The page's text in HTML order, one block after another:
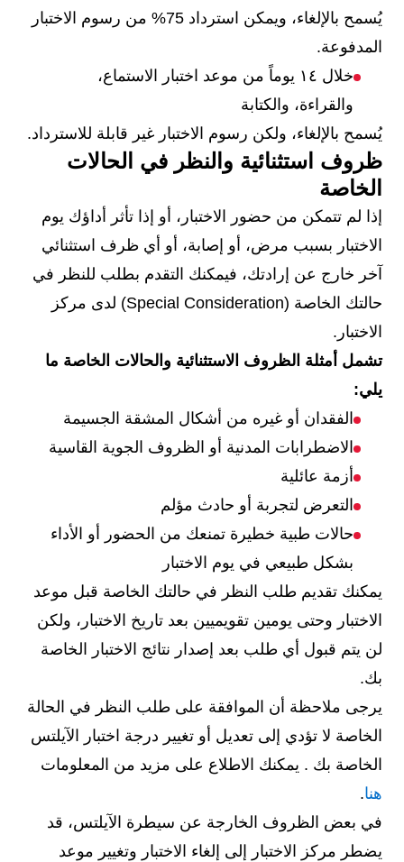
يُسمح بالإلغاء، ويمكن استرداد 75% من رسوم الاختبار
المدفوعة.
خلال ١٤ يوماً من موعد اختبار الاستماع،
والقراءة، والكتابة
يُسمح بالإلغاء، ولكن رسوم الاختبار غير قابلة للاسترداد.
ظروف استثنائية والنظر في الحالات
الخاصة
إذا لم تتمكن من حضور الاختبار، أو إذا تأثر أداؤك يوم
الاختبار بسبب مرض، أو إصابة، أو أي ظرف استثنائي
آخر خارج عن إرادتك، فيمكنك التقدم بطلب للنظر في
حالتك الخاصة (Special Consideration) لدى مركز
الاختبار.
تشمل أمثلة الظروف الاستثنائية والحالات الخاصة ما
يلي:
الفقدان أو غيره من أشكال المشقة الجسيمة
الاضطرابات المدنية أو الظروف الجوية القاسية
أزمة عائلية
التعرض لتجربة أو حادث مؤلم
حالات طبية خطيرة تمنعك من الحضور أو الأداء
بشكل طبيعي في يوم الاختبار
يمكنك تقديم طلب النظر في حالتك الخاصة قبل موعد
الاختبار وحتى يومين تقويميين بعد تاريخ الاختبار، ولكن
لن يتم قبول أي طلب بعد إصدار نتائج الاختبار الخاصة
بك.
يرجى ملاحظة أن الموافقة على طلب النظر في الحالة
الخاصة لا تؤدي إلى تعديل أو تغيير درجة اختبار الآيلتس
الخاصة بك . يمكنك الاطلاع على مزيد من المعلومات
هنا.
في بعض الظروف الخارجة عن سيطرة الآيلتس، قد
يضطر مركز الاختبار إلى إلغاء الاختبار وتغيير موعد